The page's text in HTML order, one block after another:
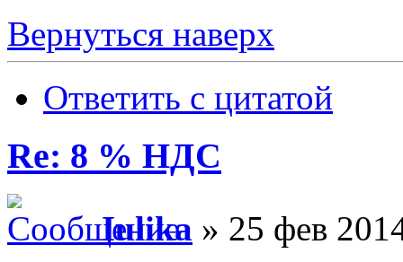
Вернуться наверх
Ответить с цитатой
Re: 8 % НДС
Iulika » 25 фев